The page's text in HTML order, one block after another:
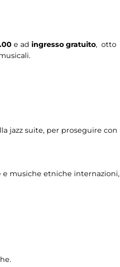
e ad ingresso gratuito, otto
jazz suite, per proseguire con
e musiche etniche internazioni,